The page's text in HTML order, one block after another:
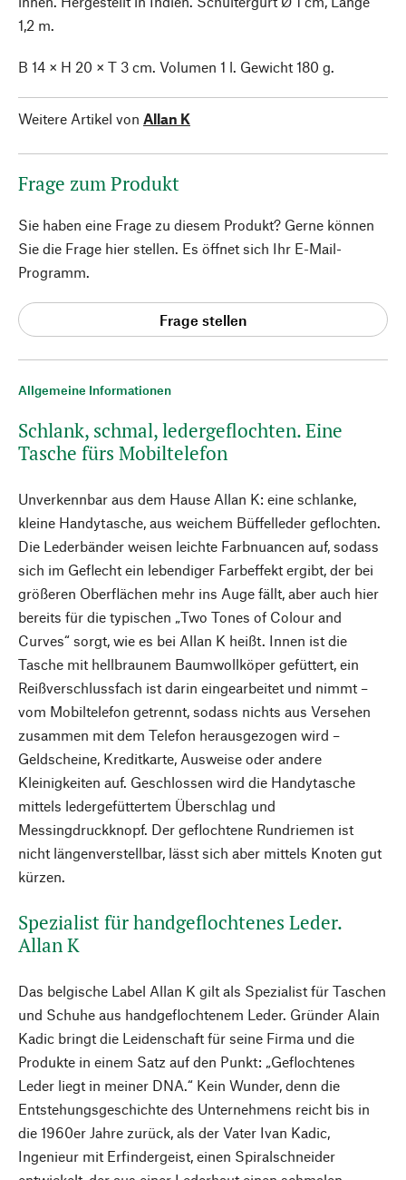
Allgemeine Informationen
Schlank, schmal, ledergeflochten. Eine
Tasche fürs Mobiltelefon
Unverkennbar aus dem Hause Allan K: eine schlanke,
kleine Handytasche, aus weichem Büffelleder geflochten.
Die Lederbänder weisen leichte Farbnuancen auf, sodass
sich im Geflecht ein lebendiger Farbeffekt ergibt, der bei
größeren Oberflächen mehr ins Auge fällt, aber auch hier
bereits für die typischen „Two Tones of Colour and
Curves“ sorgt, wie es bei Allan K heißt. Innen ist die
Tasche mit hellbraunem Baumwollköper gefüttert, ein
Reißverschlussfach ist darin eingearbeitet und nimmt –
vom Mobiltelefon getrennt, sodass nichts aus Versehen
zusammen mit dem Telefon herausgezogen wird –
Geldscheine, Kreditkarte, Ausweise oder andere
Kleinigkeiten auf. Geschlossen wird die Handytasche
mittels ledergefüttertem Überschlag und
Messingdruckknopf. Der geflochtene Rundriemen ist
nicht längenverstellbar, lässt sich aber mittels Knoten gut
kürzen.
Spezialist für handgeflochtenes Leder.
Allan K
Das belgische Label Allan K gilt als Spezialist für Taschen
und Schuhe aus handgeflochtenem Leder. Gründer Alain
Kadic bringt die Leidenschaft für seine Firma und die
Produkte in einem Satz auf den Punkt: „Geflochtenes
Leder liegt in meiner DNA.“ Kein Wunder, denn die
Entstehungsgeschichte des Unternehmens reicht bis in
die 1960er Jahre zurück, als der Vater Ivan Kadic,
Ingenieur mit Erfindergeist, einen Spiralschneider
1,2 m.
B 14 × H 20 × T 3 cm. Volumen 1 l. Gewicht 180 g.
Weitere Artikel von Allan K
Frage zum Produkt
Sie haben eine Frage zu diesem Produkt? Gerne können
Sie die Frage hier stellen. Es öffnet sich Ihr E-Mail-
Programm.
Frage stellen